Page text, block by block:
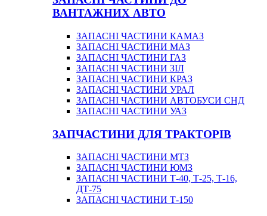
ВАНТАЖНИХ АВТО
ЗАПАСНІ ЧАСТИНИ КАМАЗ
ЗАПАСНІ ЧАСТИНИ МАЗ
ЗАПАСНІ ЧАСТИНИ ГАЗ
ЗАПАСНІ ЧАСТИНИ ЗІЛ
ЗАПАСНІ ЧАСТИНИ КРАЗ
ЗАПАСНІ ЧАСТИНИ УРАЛ
ЗАПАСНІ ЧАСТИНИ АВТОБУСИ СНД
ЗАПАСНІ ЧАСТИНИ УАЗ
ЗАПЧАСТИНИ ДЛЯ ТРАКТОРІВ
ЗАПАСНІ ЧАСТИНИ МТЗ
ЗАПАСНІ ЧАСТИНИ ЮМЗ
ЗАПАСНІ ЧАСТИНИ Т-40, Т-25, Т-16,
ДТ-75
ЗАПАСНІ ЧАСТИНИ Т-150